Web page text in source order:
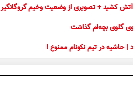
آتش کشید + تصویری از وضعیت وخیم گروگانگیر
گلوی بچه‌ام گذاشت
| حاشیه در تیم نکونام ممنوع !